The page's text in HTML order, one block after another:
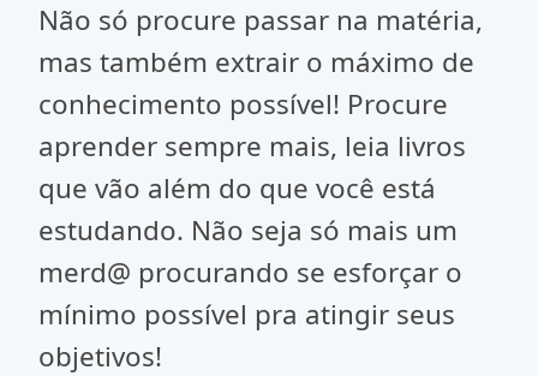
Não só procure passar na matéria,
mas também extrair o máximo de
conhecimento possível! Procure
aprender sempre mais, leia livros
que vão além do que você está
estudando. Não seja só mais um
merd@ procurando se esforçar o
mínimo possível pra atingir seus
objetivos!